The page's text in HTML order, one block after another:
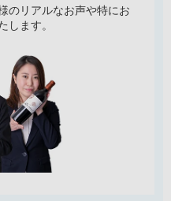
のリアルなお声や特にお
します。